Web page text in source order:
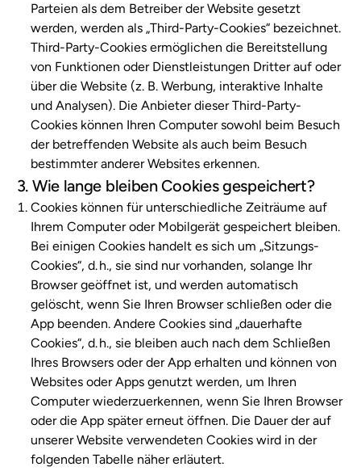
Parteien als dem Betreiber der Website gesetzt
werden, werden als „Third-Party-Cookies“ bezeichnet.
Third-Party-Cookies ermöglichen die Bereitstellung
von Funktionen oder Dienstleistungen Dritter auf oder
über die Website (z. B. Werbung, interaktive Inhalte
und Analysen). Die Anbieter dieser Third-Party-
Cookies können Ihren Computer sowohl beim Besuch
der betreffenden Website als auch beim Besuch
bestimmter anderer Websites erkennen.
3. Wie lange bleiben Cookies gespeichert?
Cookies können für unterschiedliche Zeiträume auf
Ihrem Computer oder Mobilgerät gespeichert bleiben.
Bei einigen Cookies handelt es sich um „Sitzungs-
Cookies“, d. h., sie sind nur vorhanden, solange Ihr
Browser geöffnet ist, und werden automatisch
gelöscht, wenn Sie Ihren Browser schließen oder die
App beenden. Andere Cookies sind „dauerhafte
Cookies“, d. h., sie bleiben auch nach dem Schließen
Ihres Browsers oder der App erhalten und können von
Websites oder Apps genutzt werden, um Ihren
Computer wiederzuerkennen, wenn Sie Ihren Browser
oder die App später erneut öffnen. Die Dauer der auf
unserer Website verwendeten Cookies wird in der
folgenden Tabelle näher erläutert.